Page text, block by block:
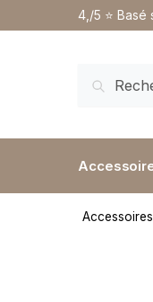
4,/5 ⭐️ Basé